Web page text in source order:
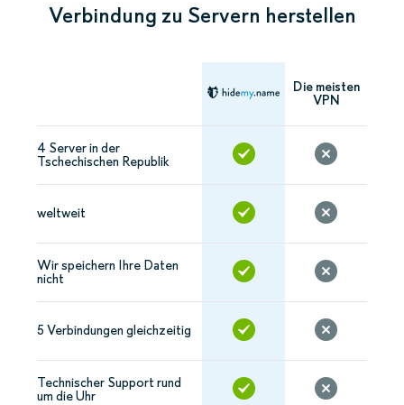
Verbindung zu Servern herstellen
Die meisten
VPN
4 Server in der
Tschechischen Republik
weltweit
Wir speichern Ihre Daten
nicht
5 Verbindungen gleichzeitig
Technischer Support rund
um die Uhr